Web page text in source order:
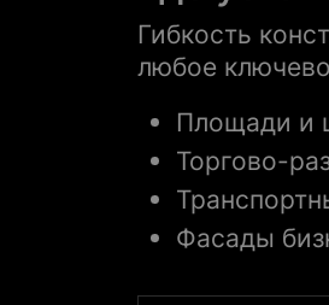
Гибкость
любое
Площади и
Торгово-
Фасады